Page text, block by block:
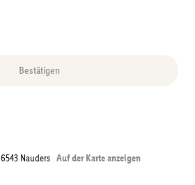
Bestätigen
6543 Nauders Auf der Karte anzeigen